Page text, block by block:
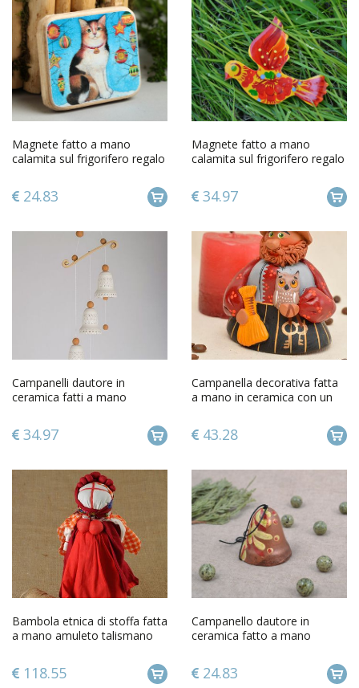
Magnete fatto a mano
calamita sul frigorifero regalo
24.83
Magnete fatto a mano
calamita sul frigorifero regalo
34.97
Campanelli dautore in
ceramica fatti a mano
34.97
Campanella decorativa fatta
a mano in ceramica con un
43.28
Bambola etnica di stoffa fatta
a mano amuleto talismano
118.55
Campanello dautore in
ceramica fatto a mano
24.83